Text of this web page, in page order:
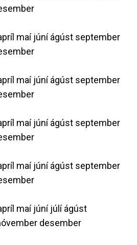
maí júníágúst september
maí júníágúst september
maí júníágúst september
maí júníágúst september
maí júní júlíágúst
desember